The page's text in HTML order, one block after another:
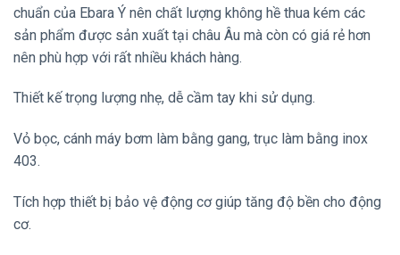
chuẩn của Ebara Ý nên chất lượng không hề thua kém các
sản phẩm được sản xuất tại châu Âu mà còn có giá rẻ hơn
nên phù hợp với rất nhiều khách hàng.
Thiết kế trọng lượng nhẹ, dễ cầm tay khi sử dụng.
Vỏ bọc, cánh máy bơm làm bằng gang, trục làm bằng inox
403.
Tích hợp thiết bị bảo vệ động cơ giúp tăng độ bền cho động
cơ.